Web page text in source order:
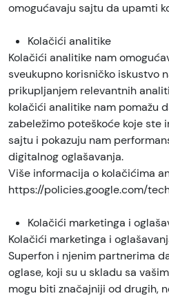
omogućavaju sajtu da upamti
Kolačići analitike
Kolačići analitike nam
sveukupno korisničko iskustvo
prikupljanjem relevantnih
kolačići analitike nam pomažu
zabeležimo poteškoće koje ste
sajtu i pokazuju nam
digitalnog oglašavanja.
Više informacija o kolačićima
https://policies.google.com/
Kolačići marketinga i
Kolačići marketinga i
Superfon i njenim partnerima
oglase, koji su u skladu sa
mogu biti značajniji od drugih,